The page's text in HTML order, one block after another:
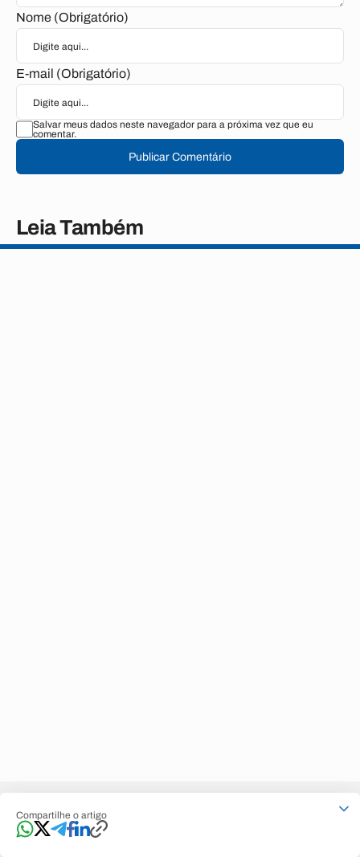
Compartilhe o artigo
Nome (Obrigatório)
E-mail (Obrigatório)
Salvar meus dados neste navegador para a próxima vez que eu
comentar.
Publicar Comentário
Leia Também